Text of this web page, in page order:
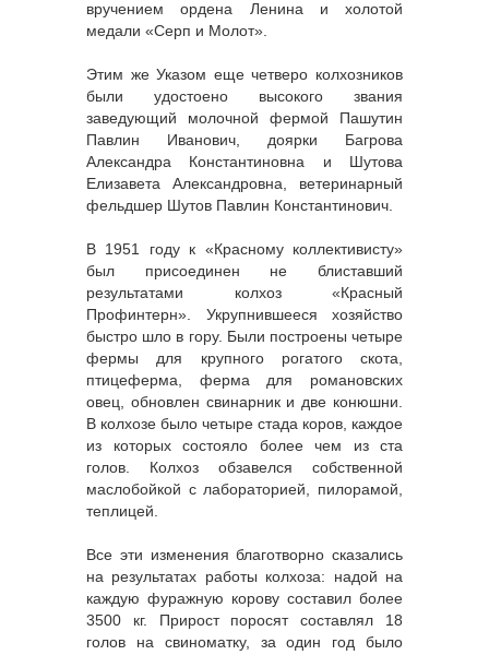
вручением ордена Ленина и холотой
медали «Серп и Молот».
Этим же Указом еще четверо колхозников
были удостоено высокого звания
заведующий молочной фермой Пашутин
Павлин Иванович, доярки Багрова
Александра Константиновна и Шутова
Елизавета Александровна, ветеринарный
фельдшер Шутов Павлин Константинович.
В 1951 году к «Красному коллективисту»
был присоединен не блиставший
результатами колхоз «Красный
Профинтерн». Укрупнившееся хозяйство
быстро шло в гору. Были построены четыре
фермы для крупного рогатого скота,
птицеферма, ферма для романовских
овец, обновлен свинарник и две конюшни.
В колхозе было четыре стада коров, каждое
из которых состояло более чем из ста
голов. Колхоз обзавелся собственной
маслобойкой с лабораторией, пилорамой,
теплицей.
Все эти изменения благотворно сказались
на результатах работы колхоза: надой на
каждую фуражную корову составил более
3500 кг. Прирост поросят составлял 18
голов на свиноматку, за один год было